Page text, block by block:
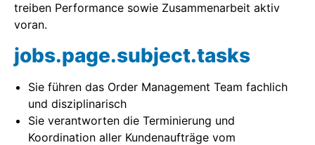
Home
Home
Home
Home
treiben Performance sowie Zusammenarbeit aktiv
voran.
jobs.page.subject.tasks
Sie führen das Order Management Team fachlich
und disziplinarisch
Sie verantworten die Terminierung und
Koordination aller Kundenaufträge vom